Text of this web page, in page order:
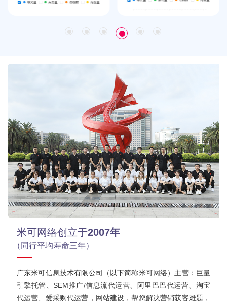
米可网络创立于2007年
（同行平均寿命三年）
广东米可信息技术有限公司（以下简称米可网络）主营：巨量
引擎托管、SEM推广/信息流代运营、阿里巴巴代运营、淘宝
代运营、爱采购代运营，网站建设，帮您解决营销获客难题，